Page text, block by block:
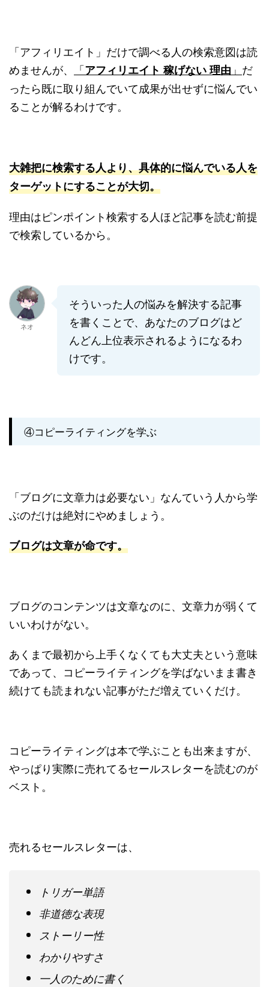
「アフィリエイト」だけで調べる人の検索意図は読
めませんが、
「アフィリエイト 稼げない 理由 」 だ
ったら既に取り組んでいて成果が出せずに悩んでい
ることが解るわけです。
大雑把に検索する人より、具体的に悩んでいる人を
ターゲットにすることが大切。
理由はピンポイント検索する人ほど記事を読む前提
で検索しているから。
ネオ
そういった人の悩みを解決する記事
を書くことで、あなたのブログはど
んどん上位表示されるようになるわ
けです。
④コピーライティングを学ぶ
「ブログに文章力は必要ない」なんていう人から学
ぶのだけは絶対にやめましょう。
ブログは文章が命です。
ブログのコンテンツは文章なのに、文章力が弱くて
いいわけがない。
あくまで最初から上手くなくても大丈夫という意味
であって、コピーライティングを学ばないまま書き
続けても読まれない記事がただ増えていくだけ。
コピーライティングは本で学ぶことも出来ますが、
やっぱり実際に売れてるセールスレターを読むのが
ベスト。
売れるセールスレターは、
トリガー単語
非道徳な表現
ストーリー性
わかりやすさ
一人のために書く